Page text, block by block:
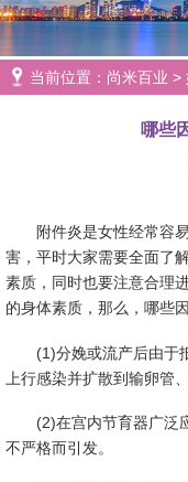
当前位置： 尚米百业 >
哪些
附件炎是女性经常容
害，平时大家需要全面了
素质，同时也要注意合理
的身体素质，那么，哪些
(1)分娩或流产后由于
上行感染并扩散到输卵管
(2)在宫内节育器广泛
不严格而引发。